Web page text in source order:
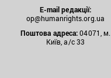
E-mail редакції:
op@humanrights.org.ua
Поштова адреса:04071, м.
Київ, а/с 33